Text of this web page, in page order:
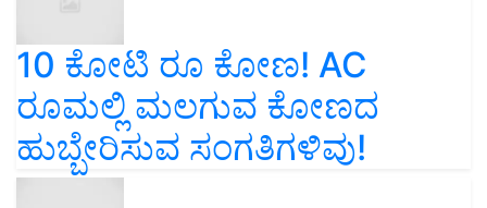
10 ಕೋಟಿ ರೂ ಕೋಣ! AC
ರೂಮಲ್ಲಿ ಮಲಗುವ ಕೋಣದ
ಹುಬ್ಬೇರಿಸುವ ಸಂಗತಿಗಳಿವು!